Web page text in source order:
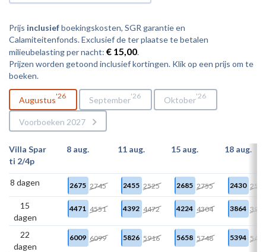
Prijs inclusiefboekingskosten, SGR garantie en
Calamiteitenfonds. Exclusief de ter plaatse te betalen
milieubelasting per nacht: € 15,00.
Prijzen worden getoond inclusief kortingen. Klik op een prijs om te
boeken.
Augustus 26 September 26 Oktober 26
Voorboeken 2027
Villa Spar
ti 2/4p
8 aug. 11 aug. 15 aug. 18 aug.
8 dagen 2675 2745 2455 2525 2685 2755 2430 2500
15
dagen
4471 4551 4392 4472 4224 4304 3864 3944
22
dagen
6009 6099 5826 5916 5658 5748 5394 5484